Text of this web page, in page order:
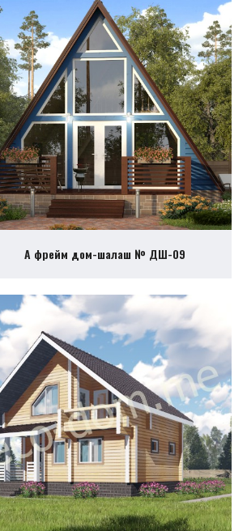
А фрейм дом-шалаш № ДШ-09